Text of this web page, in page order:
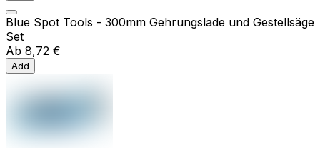
Blue Spot Tools - 300mm Gehrungslade und Gestellsäge
Set
Ab 8,72 €
Add